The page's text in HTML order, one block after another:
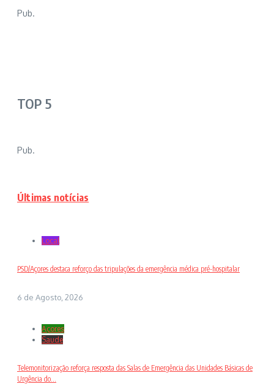
Pub.
TOP 5
Pub.
Últimas notícias
Local
PSD/Açores destaca reforço das tripulações da emergência médica pré-hospitalar
6 de Agosto, 2026
Açores
Saude
Telemonitorização reforça resposta das Salas de Emergência das Unidades Básicas de
Urgência do...